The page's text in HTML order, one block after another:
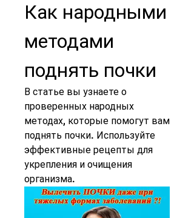
Как народными
методами
поднять почки
В статье вы узнаете о
проверенных народных
методах, которые помогут вам
поднять почки. Используйте
эффективные рецепты для
укрепления и очищения
организма.